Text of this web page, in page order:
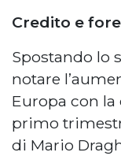
Credito e
Spostando lo
notare
Europa con
primo
di Mario